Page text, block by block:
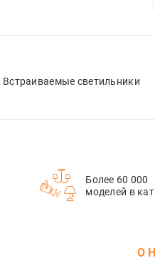
Встраиваемые светильники
Более 60 000
моделей в
О